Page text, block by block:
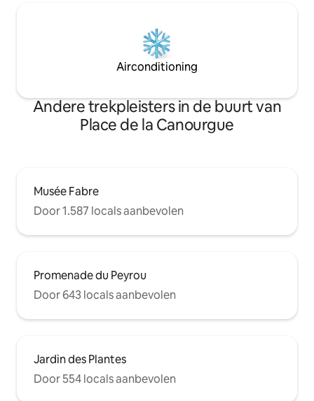
Airconditioning
Andere trekpleisters in de buurt van
Place de la Canourgue
Musée Fabre
Door 1.587 locals aanbevolen
Promenade du Peyrou
Door 643 locals aanbevolen
Jardin des Plantes
Door 554 locals aanbevolen